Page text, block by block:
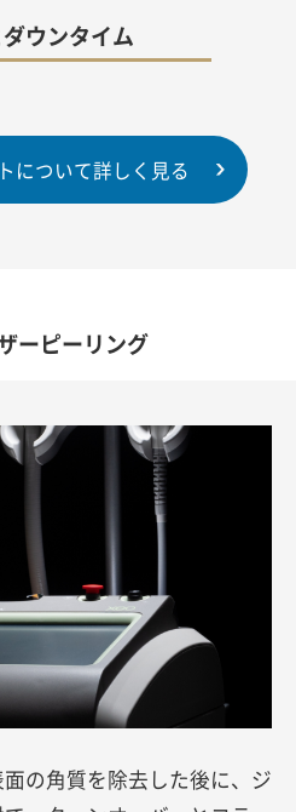
ウンタイム
について詳しく見る
ーピーリング
の角質を除去した後に、ジ